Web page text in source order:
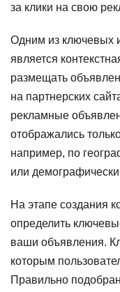
за клики на свою
Одним из ключевых
является
размещать
на партнерских
рекламные
отображались
например, по
или
На этапе создания
определить
ваши объявления.
которым
Правильно